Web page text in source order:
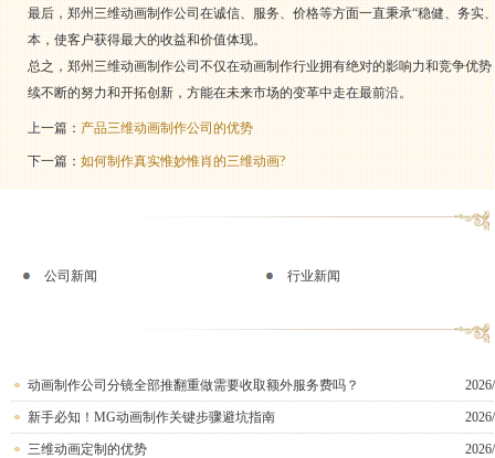
最后，郑州三维动画制作公司在诚信、服务、价格等方面一直秉承“稳健、务
本，使客户获得最大的收益和价值体现。
总之，郑州三维动画制作公司不仅在动画制作行业拥有绝对的影响力和竞争优
续不断的努力和开拓创新，方能在未来市场的变革中走在最前沿。
上一篇：产品三维动画制作公司的优势
下一篇：如何制作真实惟妙惟肖的三维动画?
公司新闻 行业新闻
动画制作公司分镜全部推翻重做需要收取额外服务费吗？
新手必知！MG动画制作关键步骤避坑指南
三维动画定制的优势